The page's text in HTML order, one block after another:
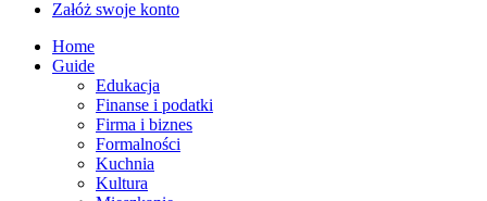
Załóż swoje konto
Home
Guide
Edukacja
Finanse i podatki
Firma i biznes
Formalności
Kuchnia
Kultura